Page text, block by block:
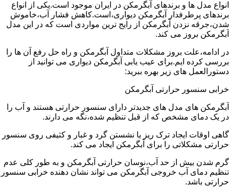
انواع مدل ها و برندهای آبگرمکن در ایران موجود است.یکی از انواع
برندهای پرطرفدار آبگرمکن دیواری،است.کاهش فشار آب،خاموش
شدن،جرقه نزدن آبگرمکن از رایج ترین مواردی است که در این مدل
آبگرمکن بروز می کند.
در ادامه،علت بروز مشکلات متداول آبگرمکن و راه حل رفع آن ها را
بررسی کرده ایم.برای عیب یابی آبگرمکن دیواری می توانید از
دستورالعمل های زیر بهره ببرید:
خرابی سنسور حرارتی آبگرمکن
آبگرمکن های مدل های جدیدتر دارای سنسور حرارتی هستند و آب را
در یک دمای مشخص که از قبل تنظیم شده،نگه می دارند.
گاهی اوقات ایجاد ترک ریز یا نشستن گرد و غبار و کثیفی روی سنسور
حرارتی مشکلاتی را برای آبگرمکن ایجاد می کند.
گرم شدن بیش از حد آب،نوسان حرارتی آبگرمکن و به طور کلی عدم
تنظیم دمای آب خروجی آبگرمکن می تواند نشان دهنده خرابی سنسور
حرارتی باشد.